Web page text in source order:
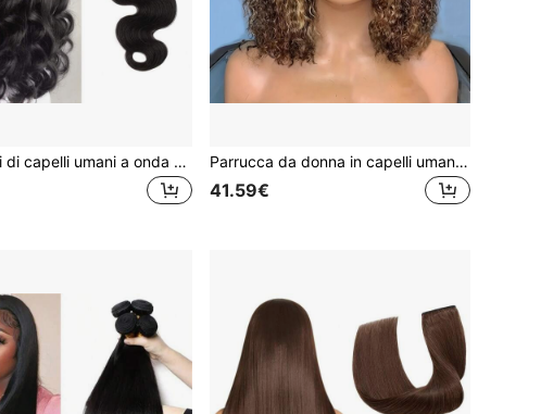
Estensioni di capelli umani a onda corporea da 16 pollici, capelli lunghi e sottili ondulati, 20 pezzi/confezione, tessuto con pelle invisibile, con nastro biadesivo, colore #1B nero Parrucca da donna in capelli umani con onde profonde, ombreggiatura in evidenza, con frontale in pizzo 13x4, parrucca riccio riccia in pizzo con densità del 180%, color 4/27, lunghezza 10-16 pollici
41.59€